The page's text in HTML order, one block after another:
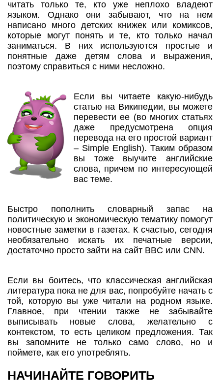
читать только те, кто уже неплохо владеют
языком. Однако они забывают, что на нем
написано много детских книжек или комиксов,
которые могут понять и те, кто только начал
заниматься. В них используются простые и
понятные даже детям слова и выражения,
поэтому справиться с ними несложно.
Если вы читаете какую-нибудь
статью на Википедии, вы можете
перевести ее (во многих статьях
даже предусмотрена опция
перевода на его простой вариант
– Simple English). Таким образом
вы тоже выучите английские
слова, причем по интересующей
вас теме.
Быстро пополнить словарный запас на
политическую и экономическую тематику помогут
новостные заметки в газетах. К счастью, сегодня
необязательно искать их печатные версии,
достаточно просто зайти на сайт BBC или CNN.
Если вы боитесь, что классическая английская
литература пока не для вас, попробуйте начать с
той, которую вы уже читали на родном языке.
Главное, при чтении также не забывайте
выписывать новые слова, желательно с
контекстом, то есть целиком предложения. Так
вы запомните не только само слово, но и
поймете, как его употреблять.
НАЧИНАЙТЕ ГОВОРИТЬ